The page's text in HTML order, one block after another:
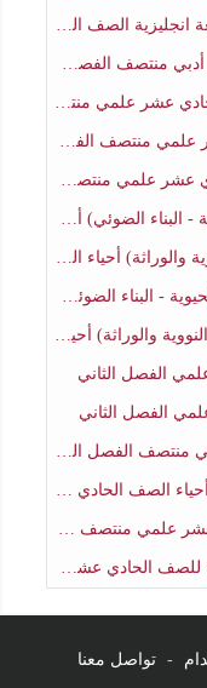
عشر أدبي الفصل الثاني
الفصل الثاني
منتصف الفصل الثاني
الفصل الثاني
منتصف الفصل الثاني
الحادي عشر علمي الفصل الثاني
عشر علمي منتصف الفصل الثاني
الحادي عشر علمي الفصل الثاني
عشر علمي منتصف الفصل الثاني
الفصل الثاني
الفصل الثاني
الفصل الثاني
علمي منتصف الفصل الثاني
منتصف الفصل الثاني
علمي منتصف الفصل الثاني
- تواصل معنا